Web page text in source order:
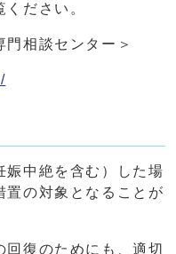
ださい。
相談センター＞
娠中絶を含む）した場
置の対象となることが
回復のためにも、適切